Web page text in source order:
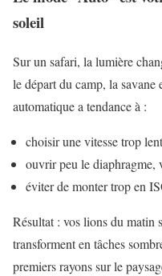
soleil
Sur un safari, la lumière
le départ du camp, la
automatique a tendance à :
choisir une vitesse trop
ouvrir peu le diaphragme,
éviter de monter trop en
Résultat : vos lions du matin
transforment en tâches
premiers rayons sur le